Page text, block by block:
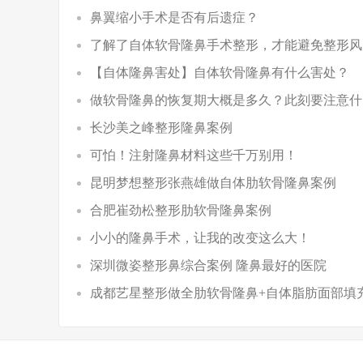
鼻翼缩小手术是否有后遗症？
了解了自体软骨隆鼻手术整形，才能避免整形风
【自体隆鼻害处】自体软骨隆鼻有什么害处？
做软骨隆鼻的恢复期大概是多久？此刻要注意什
长沙美之峰整形隆鼻案例
可怕！注射隆鼻材料这些千万别用！
昆明梦想整形张燕雄做自体肋软骨隆鼻案例
合肥崔劲松整形肋软骨隆鼻案例
小小的隆鼻手术，让我的改变这么大！
深圳微姿整形鼻综合案例 隆鼻最好的医院
成都艺星整形做全肋软骨隆鼻+自体脂肪面部填